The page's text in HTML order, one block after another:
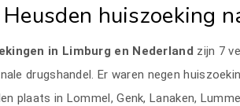
huiszoeking
in Limburg en Nederland zijn 7
drugshandel. Er waren negen
plaats in Lommel, Genk, Lanaken,